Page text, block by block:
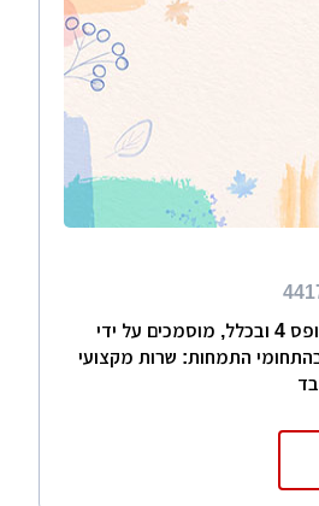
בדיקות ראדון עבור טופס 4 ובכלל, מוסמכים על ידי
התמחות: שרות מקצועי